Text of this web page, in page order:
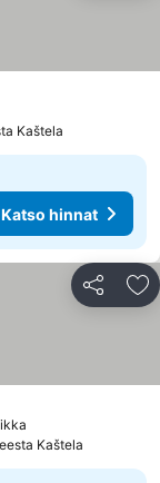
Kaštela
Katso hinnat
Jaa
Kaštela